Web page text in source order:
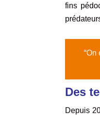
fins
Des
Depuis